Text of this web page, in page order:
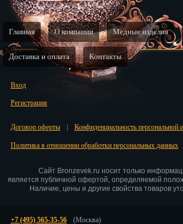
Главная О компании Медные изделия
Доставка и оплата Контакты
Вход
Регистрация
Договор оферты Конфиденциальность персональной
Политика в отношении обработки персональных данных
Сайт Bronzevek.ru носит только
является публичной офертой, определяемой
Наличие, цены и другие свойства товаров
+7 (495) 565-35-56 (Москва)